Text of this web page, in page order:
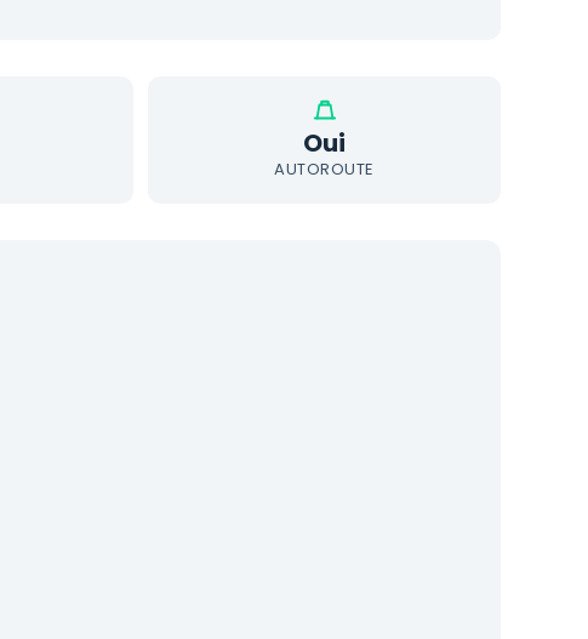
Oui
AUTOROUTE